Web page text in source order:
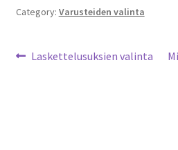
Category: Varusteiden valinta
Artikkelien
Previous
Laskettelusuksien valinta